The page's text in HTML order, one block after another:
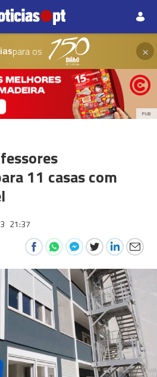
para os ×
PUB
11 casas com
21:37